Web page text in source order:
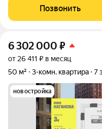
ипoтечным прогрaммaм.
«Новая». Преимущества:
Позвонить
6 302 000 ₽
от 26 411 ₽ в месяц
50 м²
3-комн. квартира 7
новостройка